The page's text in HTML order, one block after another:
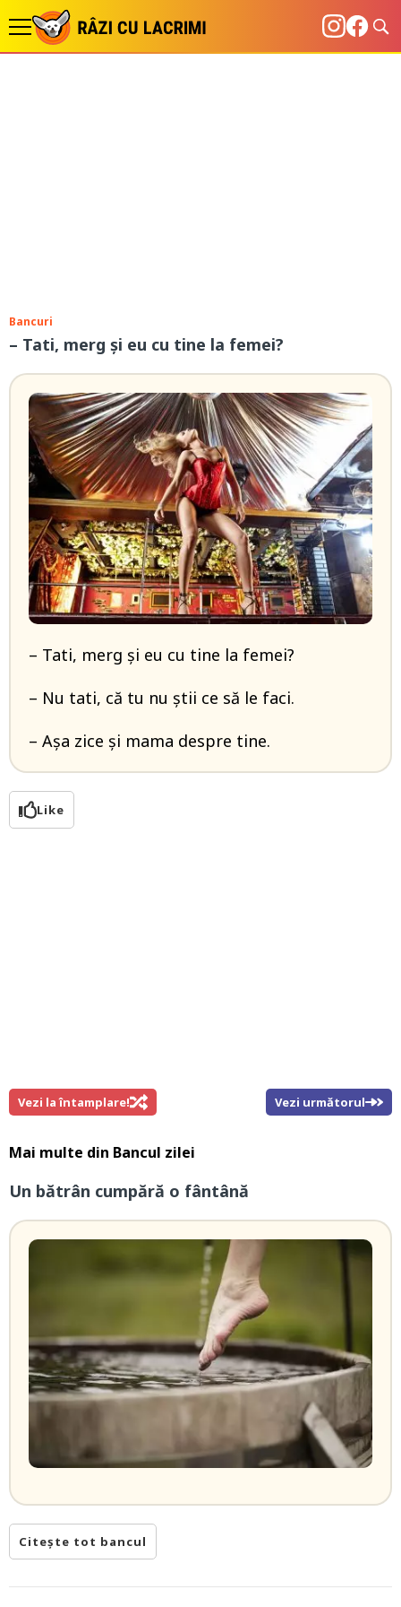
Bancuri
– Tati, merg și eu cu tine la femei?
– Tati, merg și eu cu tine la femei?
– Nu tati, că tu nu știi ce să le faci.
– Așa zice și mama despre tine.
Like
Vezi la întamplare! Vezi următorul
Mai multe din Bancul zilei
Un bătrân cumpără o fântână
Citește tot bancul